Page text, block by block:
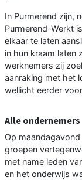
In Purmerend zijn,
Purmerend-Werkt
elkaar te laten
in hun kraam laten
werknemers zij
aanraking met het
wellicht eerder
Alle ondernemers
Op
groepen
met name leden
en het onderwijs